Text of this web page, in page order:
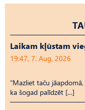
Laikam kļūstam
19:47, 7. Aug, 2026
“Mazliet taču
ka šogad palīdzēt […]